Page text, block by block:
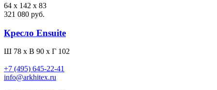
64 x 142 x 83
321 080 руб.
Кресло Ensuite
Ш 78 x В 90 x Г 102
+7 (495) 645-22-41
info@arkhitex.ru